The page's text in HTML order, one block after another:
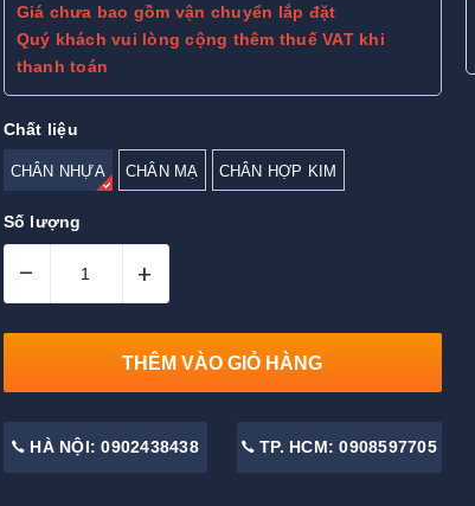
Giá chưa bao gồm vận chuyển lắp đặt
Quý khách vui lòng cộng thêm thuế VAT khi
thanh toán
Chất liệu
CHÂN NHỰA CHÂN MẠ CHÂN HỢP KIM
Số lượng
– +
THÊM VÀO GIỎ HÀNG
HÀ NỘI: 0902438438 TP. HCM: 0908597705